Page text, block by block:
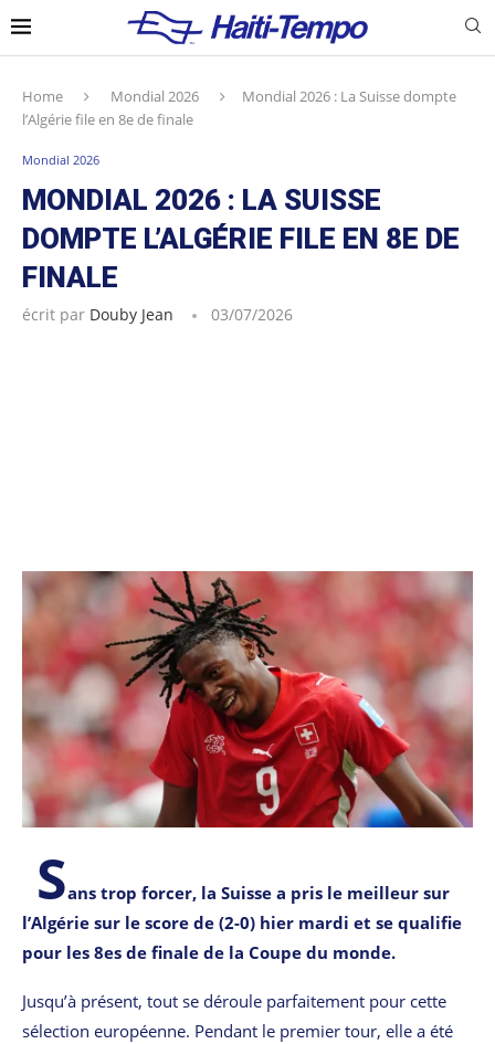
Home Mondial 2026
Mondial 2026 : La Suisse dompte
l’Algérie file en 8e de finale
Mondial 2026
MONDIAL 2026 : LA SUISSE
DOMPTE L’ALGÉRIE FILE EN 8E DE
FINALE
écrit par Douby Jean 03/07/2026
Sans trop forcer, la Suisse a pris le meilleur sur
l’Algérie sur le score de (2-0) hier mardi et se qualifie
pour les 8es de finale de la Coupe du monde.
Jusqu’à présent, tout se déroule parfaitement pour cette
sélection européenne. Pendant le premier tour, elle a été